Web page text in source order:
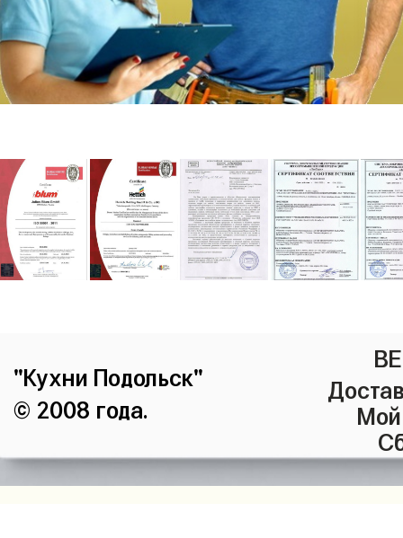
"Кухни Подольск"
© 2008 года.